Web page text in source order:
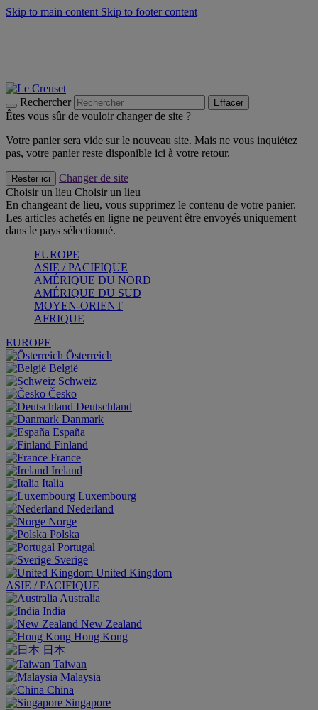
Skip to main content Skip to footer content
Rechercher Effacer
Êtes vous sûr de vouloir changer de site ?
Votre panier sera vide sur le nouveau site. Mais ne vous inquiétez
pas, votre panier reste disponible ici à votre retour.
Rester ici
Changer de site
Choisir un lieu Choisir un lieu
En changeant de lieu, vous supprimez le contenu de votre panier.
Les articles achetés en ligne ne peuvent être envoyés uniquement
dans le pays sélectionné.
EUROPE
ASIE / PACIFIQUE
AMÉRIQUE DU NORD
AMÉRIQUE DU SUD
MOYEN-ORIENT
AFRIQUE
EUROPE
Österreich
België
Schweiz
Česko
Deutschland
Danmark
España
Finland
France
Ireland
Italia
Luxembourg
Nederland
Norge
Polska
Portugal
Sverige
United Kingdom
ASIE / PACIFIQUE
Australia
India
New Zealand
Hong Kong
日本
Taiwan
Malaysia
China
Singapore